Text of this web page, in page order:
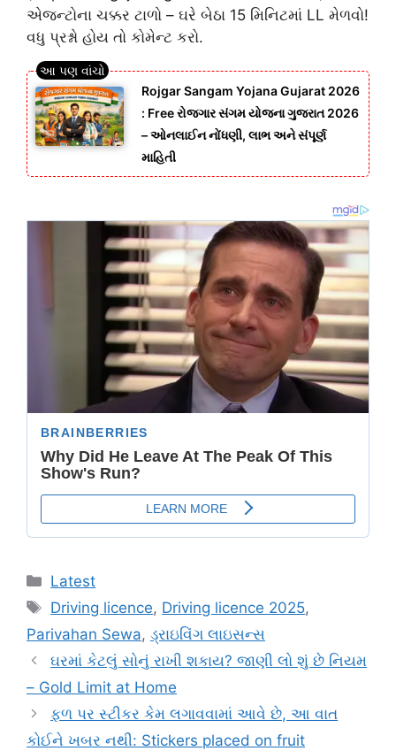
એજન્ટોના ચક્કર ટાળો – ઘરે બેઠા 15 મિનિટમાં LL મેળવો!
વધુ પ્રશ્નો હોય તો કોમેન્ટ કરો.
Rojgar Sangam Yojana Gujarat 2026
: Free રોજગાર સંગમ યોજના ગુજરાત 2026
– ઓનલાઈન નોંધણી, લાભ અને સંપૂર્ણ
માહિતી
Categories
Latest
Tags
Driving licence, Driving licence 2025,
Parivahan Sewa, ડ્રાઇવિંગ લાઇસન્સ
ઘરમાં કેટલું સોનું રાખી શકાય? જાણી લો શું છે નિયમ
– Gold Limit at Home
ફળ પર સ્ટીકર કેમ લગાવવામાં આવે છે, આ વાત
કોઈને ખબર નથી: Stickers placed on fruit